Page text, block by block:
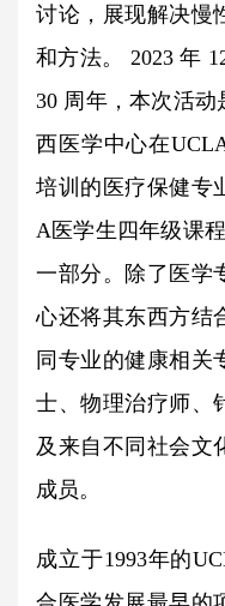
讨论，展现解决慢
和方法。 2023 年
30 周年，本次活
西医学中心在
培训的医疗保健专
A医学生四年级课
一部分。除了医学
心还将其东西方结
同专业的健康相关
士、物理治疗师、
及来自不同社会文
成员。
成立于1993年的